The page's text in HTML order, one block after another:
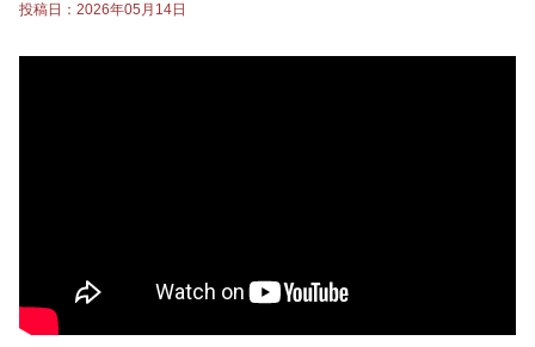
投稿日：2026年05月14日